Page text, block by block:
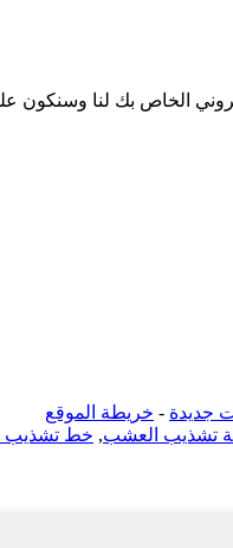
الخاص بك لنا وسنكون على
جديدة - خريطة الموقع
تشذيب العشب, خط تشذيب